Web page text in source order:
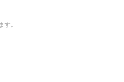
す。